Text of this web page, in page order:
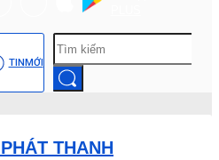
TINMỚI
THANH